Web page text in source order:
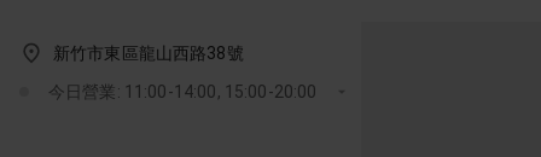
新竹市東區龍山西路38號
今日營業: 11:00-14:00, 15:00-20:00